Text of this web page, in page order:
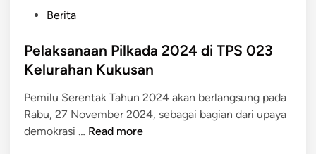
s
t
d
i
n
Berita
Pelaksanaan Pilkada 2024 di TPS 023
Kelurahan Kukusan
Pemilu Serentak Tahun 2024 akan berlangsung pada
Rabu, 27 November 2024, sebagai bagian dari upaya
demokrasi … P
Read more